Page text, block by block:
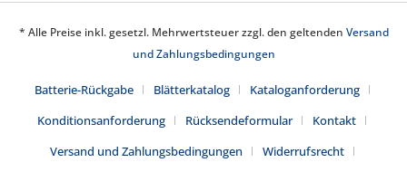
* Alle Preise inkl. gesetzl. Mehrwertsteuer zzgl. den geltenden Versand
und Zahlungsbedingungen
Batterie-Rückgabe Blätterkatalog
Kataloganforderung
Konditionsanforderung
Rücksendeformular
Kontakt
Versand und Zahlungsbedingungen
Widerrufsrecht